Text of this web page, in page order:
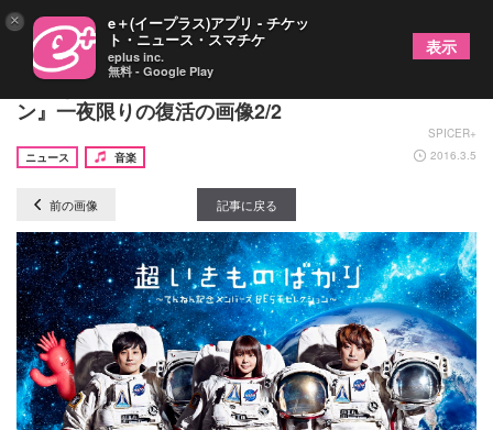
『いきものがかり 吉岡聖恵のオールナイトニッポ
ン』一夜限りの復活の画像2/2
SPICER+
ニュース
音楽 2016.3.5
前の画像 記事に戻る
× e＋(イープラス)アプリ - チケッ
ト・ニュース・スマチケ
eplus inc.
無料 - Google Play
表示